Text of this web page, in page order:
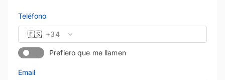
Teléfono
🇪🇸 +34
Prefiero que me llamen
Email